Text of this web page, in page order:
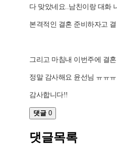
다 맞았네요..남친이랑 대화
본격적인 결혼 준비하자고
그리고 마침내 이번주에 결
정말 감사해요 윤선님 ㅠㅠ
감사합니다!!
댓글 0
댓글목록